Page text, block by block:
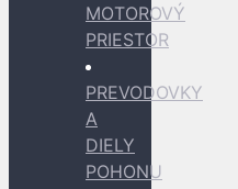
MOTOROVÝ
PRIESTOR
PREVODOVKY
A
DIELY
POHONU